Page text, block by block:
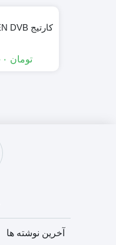
کارتیج STYRE SCREEN DVB
تومان
آخرین نوشته ها